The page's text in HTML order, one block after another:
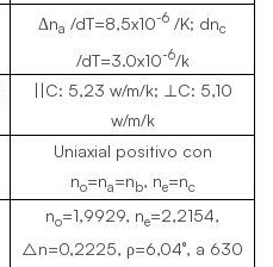
Δna /dT=8,5x10-6 /K; dnc
/dT=3.0x10-6/k
||C: 5,23 w/m/k; ⊥C: 5,10
w/m/k
Uniaxial positivo con
no=na=nb, ne=nc
no=1,9929, ne=2,2154,
△n=0,2225, ρ=6,04°, a 630